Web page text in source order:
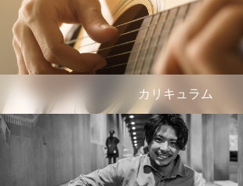
カリキュラム